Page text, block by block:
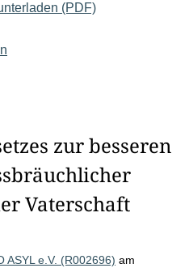
(PDF)
zur besseren
Vaterschaft
ASYL e.V. (R002696) am